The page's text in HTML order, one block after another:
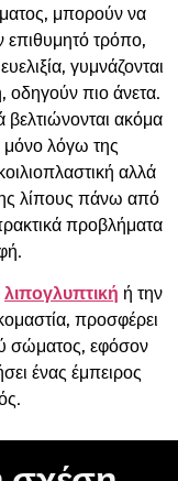
μπορούν να
επιθυμητό τρόπο,
γυμνάζονται
οδηγούν πιο άνετα.
βελτιώνονται ακόμα
μόνο λόγω της
αλλά
λίπους πάνω από
προβλήματα
λιπογλυπτική ή την
προσφέρει
σώματος, εφόσον
ένας έμπειρος